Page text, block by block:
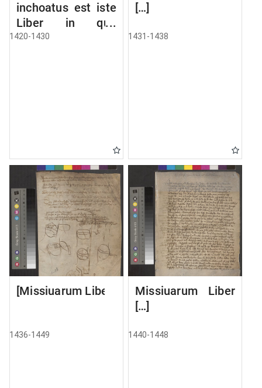
inchoatus est iste
Liber in quo
continentur copie
Domini Millesimo
CCCC vicesimo.
[Liber missivarum]
1420-1430
[…]
1431-1438
[Missiuarum Liber]
1436-1449
Missiuarum Liber
[…]
1440-1448